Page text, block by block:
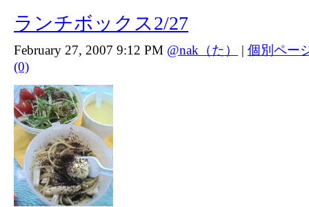
ランチボックス2/27
February 27, 2007 9:12 PM @nak（た） | 個別ペー
(0)